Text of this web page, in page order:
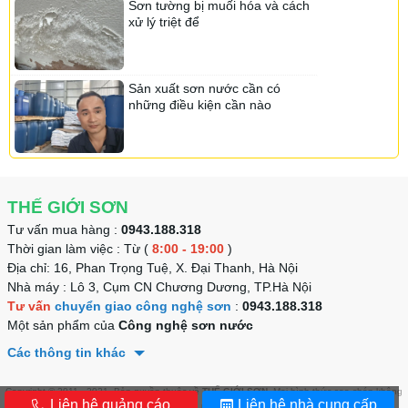
Sơn Roofing
Sơn Ase Sơn Rosaki Sơn Yencolor
Sơn Lotte Sơn Kojada
Sơn Daika Sơn Tacata
Sơn Bewin Sơn Senpec Sơn Neider
Sơn ialech
Sơn Onpex
Sơn Navy
Sơn Chemtec
Sơn Vippotex
Sơn Lotte
Sơn Neider
Sơn Okiwa
Sơn Vinashield
Sơn Nippon
Sơn tường bị muối hóa và cách
xử lý triệt để
Sản xuất sơn nước cần có
những điều kiện cần nào
THẾ GIỚI SƠN
Tư vấn mua hàng : 0943.188.318
Thời gian làm việc : Từ ( 8:00 - 19:00 )
Địa chỉ: 16, Phan Trọng Tuệ, X. Đại Thanh, Hà Nội
Nhà máy : Lô 3, Cụm CN Chương Dương, TP.Hà Nội
Tư vấn chuyển giao công nghệ sơn : 0943.188.318
Một sản phẩm của Công nghệ sơn nước
Các thông tin khác
Copyright © 2011 - 2021. Bản quyền thuộc về THẾ GIỚI SƠN. Mọi hình thức sao chép không
Liên hệ quảng cáo Liên hệ nhà cung cấp